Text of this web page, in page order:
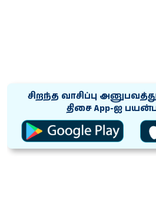
சிறந்த வாசிப்பு
திசை App-ஐ